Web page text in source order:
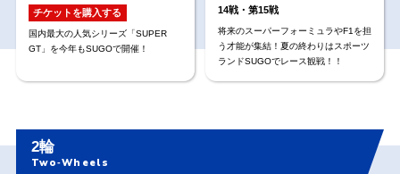
チケットを購入する
国内最大の人気シリーズ「SUPER
GT」を今年もSUGOで開催！
14戦・第15戦
将来のスーパーフォーミュラやF1を担
う才能が集結！夏の終わりはスポーツ
ランドSUGOでレース観戦！！
2輪
Two‐Wheels